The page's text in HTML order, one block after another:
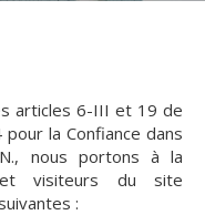
articles 6-III et 19 de
la Confiance dans
nous portons à la
et visiteurs du site
: